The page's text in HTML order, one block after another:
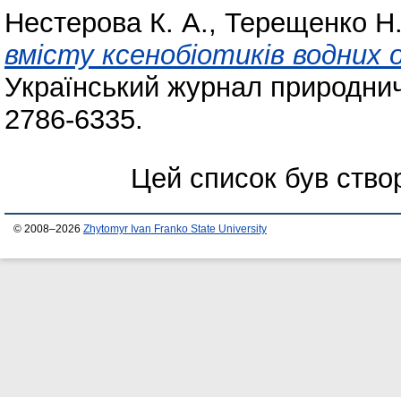
Нестерова К. А., Терещенко
вмісту ксенобіотиків водних
Український журнал
2786-6335.
Цей список був
© 2008–2026 Zhytomyr Ivan Franko State University